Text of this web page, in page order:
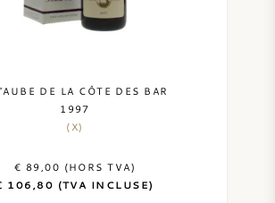
DE LA CÔTE DES BAR
1997
(X)
€ 89,00 (HORS TVA)
106,80 (TVA INCLUSE)